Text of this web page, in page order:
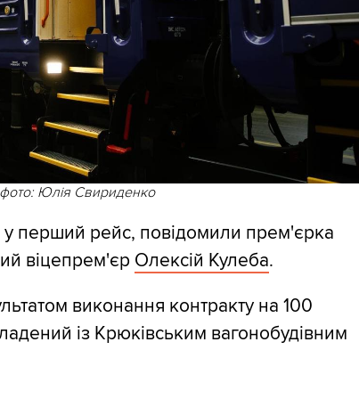
Юлія Свириденко
у перший рейс, повідомили прем'єрка
віцепрем'єр Олексій Кулеба.
виконання контракту на 100
із Крюківським вагонобудівним